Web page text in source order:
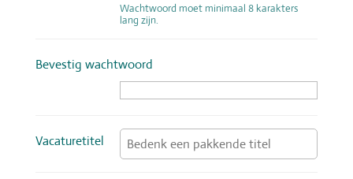
Wachtwoord moet minimaal 8 karakters
lang zijn.
Bevestig wachtwoord ‌
Vacaturetitel ‌